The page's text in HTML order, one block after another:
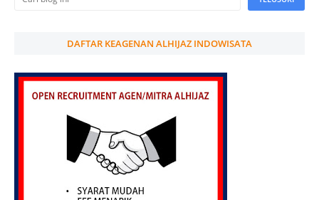
DAFTAR KEAGENAN ALHIJAZ INDOWISATA